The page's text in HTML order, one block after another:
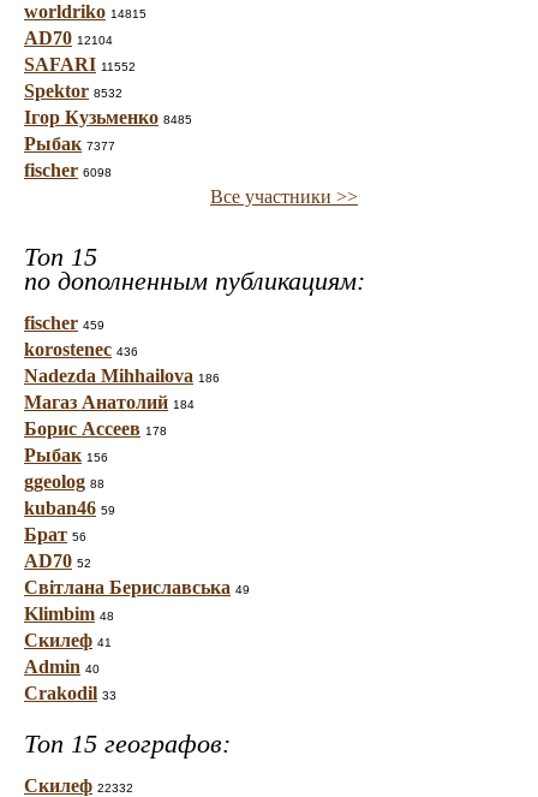
worldriko 14815
AD70 12104
SAFARI 11552
Spektor 8532
Ігор Кузьменко 8485
Рыбак 7377
fischer 6098
Все участники >>
Топ 15
по дополненным публикациям:
fischer 459
korostenec 436
Nadezda Mihhailova 186
Магаз Анатолий 184
Борис Ассеев 178
Рыбак 156
ggeolog 88
kuban46 59
Брат 56
AD70 52
Світлана Бериславська 49
Klimbim 48
Скилеф 41
Admin 40
Crakodil 33
Топ 15 географов:
Скилеф 22332